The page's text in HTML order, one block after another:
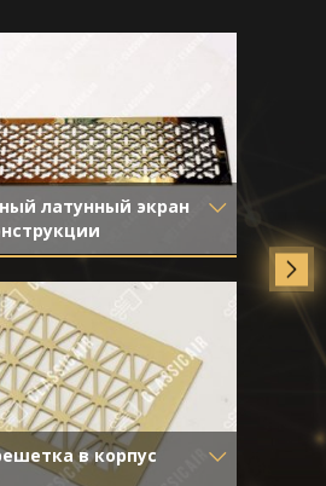
латунный экран
Латунь
латунь
в корпус